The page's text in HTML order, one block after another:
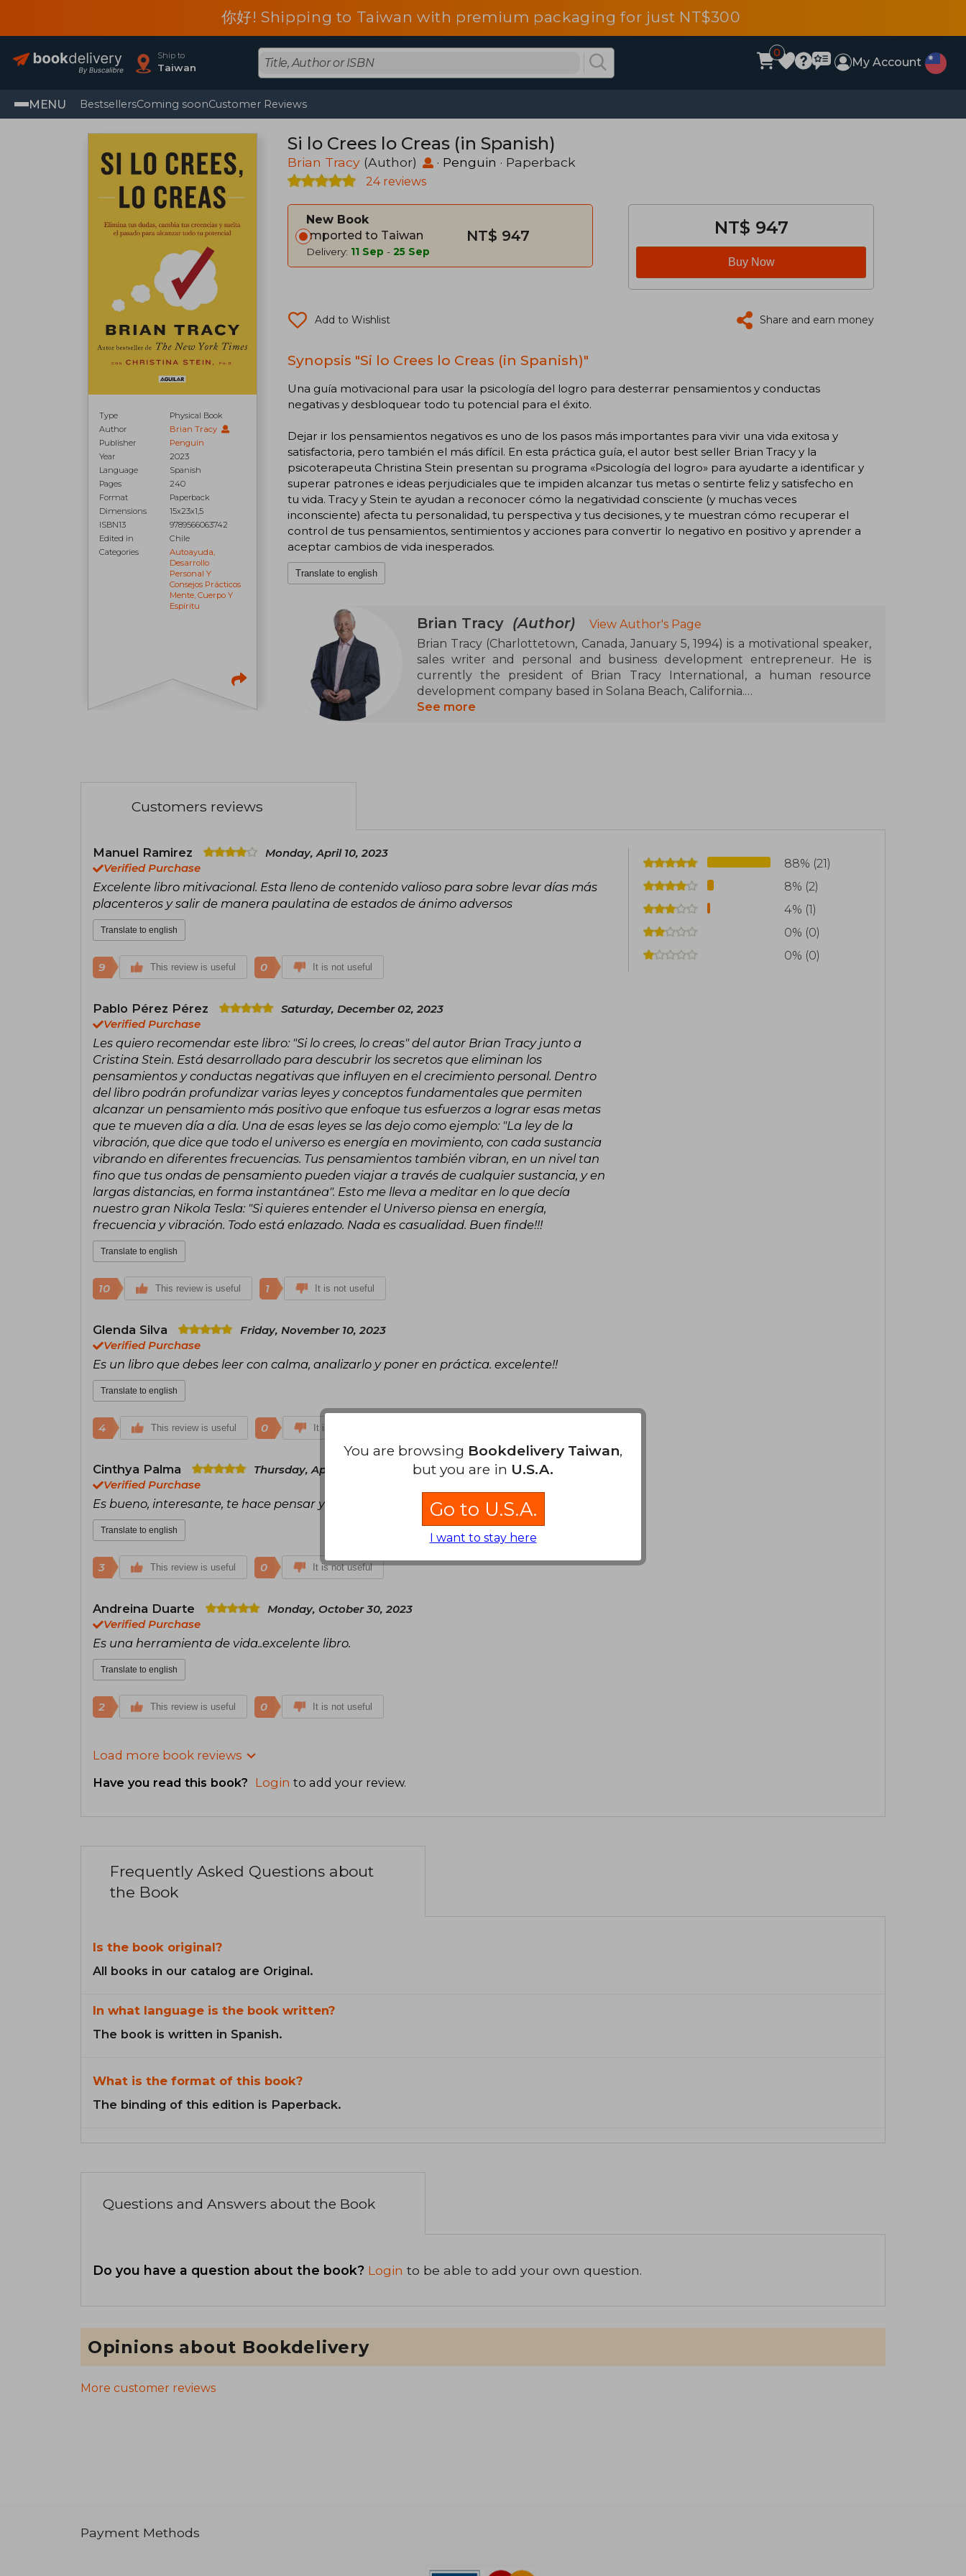
你好! Shipping to Taiwan with premium packaging for just NT$300
Ship to
Taiwan
0
My Account
MENU BestsellersComing soonCustomer Reviews
Type
Physical Book
Author
Brian Tracy
Publisher
Penguin
Year
2023
Language
Spanish
Pages
240
Format
Paperback
Dimensions
15x23x1,5
ISBN13
9789566063742
Edited in
Chile
Categories
Autoayuda,
Desarrollo
Personal Y
Consejos Prácticos
Mente, Cuerpo Y
Espíritu
Si lo Crees lo Creas (in Spanish)
Brian Tracy (Author) · Penguin · Paperback
24 reviews
New Book
Imported to Taiwan
Delivery: 11 Sep - 25 Sep
NT$ 947 NT$ 947
Buy Now
Add to Wishlist Share and earn money
Synopsis "Si lo Crees lo Creas (in Spanish)"
Una guía motivacional para usar la psicología del logro para desterrar pensamientos y conductas
negativas y desbloquear todo tu potencial para el éxito.
Dejar ir los pensamientos negativos es uno de los pasos más importantes para vivir una vida exitosa y
satisfactoria, pero también el más difícil. En esta práctica guía, el autor best seller Brian Tracy y la
psicoterapeuta Christina Stein presentan su programa «Psicología del logro» para ayudarte a identificar y
superar patrones e ideas perjudiciales que te impiden alcanzar tus metas o sentirte feliz y satisfecho en
tu vida. Tracy y Stein te ayudan a reconocer cómo la negatividad consciente (y muchas veces
inconsciente) afecta tu personalidad, tu perspectiva y tus decisiones, y te muestran cómo recuperar el
control de tus pensamientos, sentimientos y acciones para convertir lo negativo en positivo y aprender a
aceptar cambios de vida inesperados.
Translate to english
Brian Tracy (Author)
View Author's Page
Brian Tracy (Charlottetown, Canada, January 5, 1994) is a motivational speaker,
sales writer and personal and business development entrepreneur. He is
currently the president of Brian Tracy International, a human resource
development company based in Solana Beach, California.
He has delivered more than 5,000 lectures and seminars to 5 million people
around the world, offering a unique mix of humor, insight, information, and
In 2003, he briefly ventured into politics by running as one of the 135
independent candidates in the California gubernatorial election, receiving a
See more
Customers reviews
Manuel Ramirez
Monday, April 10, 2023
Verified Purchase
Excelente libro mitivacional. Esta lleno de contenido valioso para sobre levar días más
placenteros y salir de manera paulatina de estados de ánimo adversos
Translate to english
9 This review is useful 0 It is not useful
Pablo Pérez Pérez
Saturday, December 02, 2023
Verified Purchase
Les quiero recomendar este libro: "Si lo crees, lo creas" del autor Brian Tracy junto a
Cristina Stein. Está desarrollado para descubrir los secretos que eliminan los
pensamientos y conductas negativas que influyen en el crecimiento personal. Dentro
del libro podrán profundizar varias leyes y conceptos fundamentales que permiten
alcanzar un pensamiento más positivo que enfoque tus esfuerzos a lograr esas metas
que te mueven día a día. Una de esas leyes se las dejo como ejemplo: "La ley de la
vibración, que dice que todo el universo es energía en movimiento, con cada sustancia
vibrando en diferentes frecuencias. Tus pensamientos también vibran, en un nivel tan
fino que tus ondas de pensamiento pueden viajar a través de cualquier sustancia, y en
largas distancias, en forma instantánea". Esto me lleva a meditar en lo que decía
nuestro gran Nikola Tesla: "Si quieres entender el Universo piensa en energía,
frecuencia y vibración. Todo está enlazado. Nada es casualidad. Buen finde!!!
Translate to english
10 This review is useful 1 It is not useful
Glenda Silva
Friday, November 10, 2023
Verified Purchase
Es un libro que debes leer con calma, analizarlo y poner en práctica. excelente!!
Translate to english
4 This review is useful 0 It is not useful
Cinthya Palma
Thursday, April 13, 2023
Verified Purchase
Es bueno, interesante, te hace pensar y reflexionar... justo lo que necesitaba.
Translate to english
3 This review is useful 0 It is not useful
Andreina Duarte
Monday, October 30, 2023
Verified Purchase
Es una herramienta de vida..excelente libro.
Translate to english
2 This review is useful 0 It is not useful
Load more book reviews
Have you read this book? Login to add your review.
88% (21)
8% (2)
4% (1)
0% (0)
0% (0)
Frequently Asked Questions about
the Book
Is the book original?
All books in our catalog are Original.
In what language is the book written?
The book is written in Spanish.
What is the format of this book?
The binding of this edition is Paperback.
Questions and Answers about the Book
Do you have a question about the book? Login to be able to add your own question.
Opinions about Bookdelivery
More customer reviews
Payment Methods
You are browsing Bookdelivery Taiwan,
but you are in U.S.A.
Go to U.S.A.
I want to stay here